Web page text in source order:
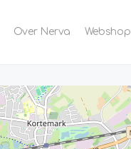
Over Nerva Webshop